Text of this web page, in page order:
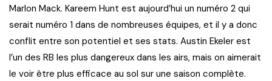
Marlon Mack. Kareem Hunt est aujourd’hui un numéro 2 qui
serait numéro 1 dans de nombreuses équipes, et il y a donc
conflit entre son potentiel et ses stats. Austin Ekeler est
l’un des RB les plus dangereux dans les airs, mais on aimerait
le voir être plus efficace au sol sur une saison complète.